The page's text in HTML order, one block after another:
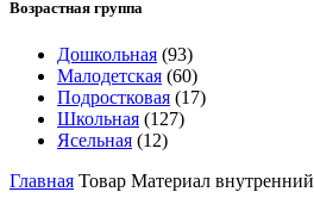
Возрастная группа
Дошкольная (93)
Малодетская (60)
Подростковая (17)
Школьная (127)
Ясельная (12)
Главная Товар Материал внутренний